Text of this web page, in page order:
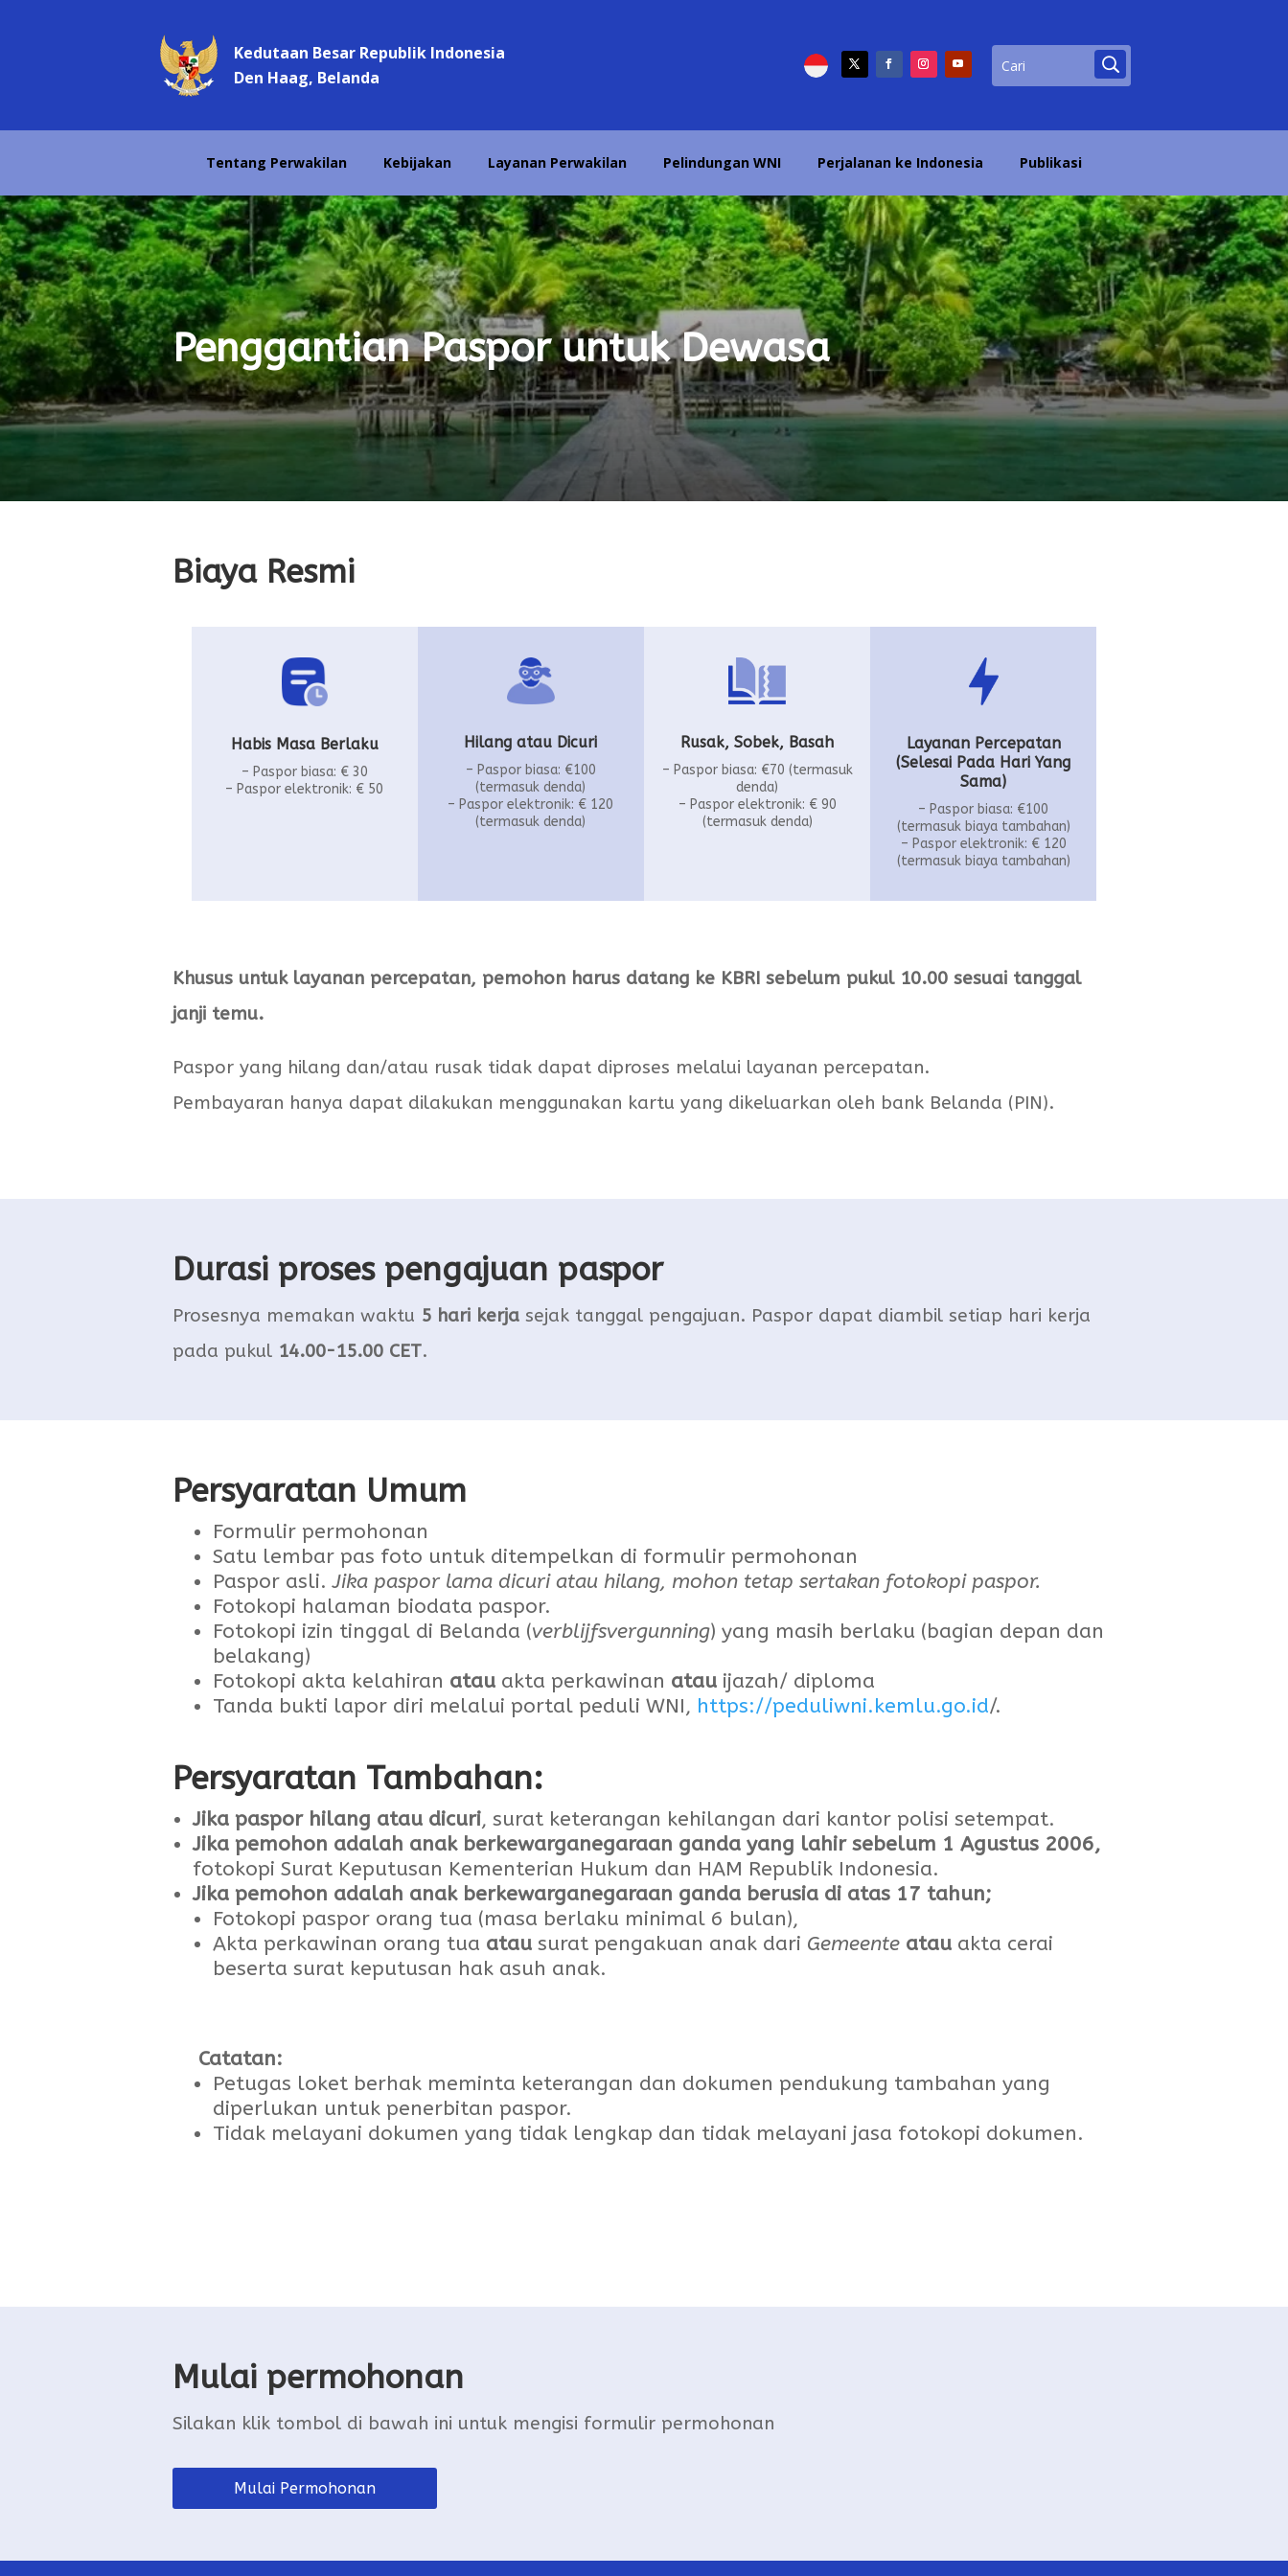
Kedutaan Besar Republik Indonesia
Den Haag, Belanda
Tentang Perwakilan Kebijakan Layanan Perwakilan Pelindungan WNI Perjalanan ke Indonesia Publikasi
Penggantian Paspor untuk Dewasa
Biaya Resmi
Habis Masa Berlaku
– Paspor biasa: € 30
– Paspor elektronik: € 50
Hilang atau Dicuri
– Paspor biasa: €100
(termasuk denda)
– Paspor elektronik: € 120
(termasuk denda)
Rusak, Sobek, Basah
– Paspor biasa: €70 (termasuk
denda)
– Paspor elektronik: € 90
(termasuk denda)
Layanan Percepatan
(Selesai Pada Hari Yang
Sama)
– Paspor biasa: €100
(termasuk biaya tambahan)
– Paspor elektronik: € 120
(termasuk biaya tambahan)
Khusus untuk layanan percepatan, pemohon harus datang ke KBRI sebelum pukul 10.00 sesuai tanggal
janji temu.
Paspor yang hilang dan/atau rusak tidak dapat diproses melalui layanan percepatan.
Pembayaran hanya dapat dilakukan menggunakan kartu yang dikeluarkan oleh bank Belanda (PIN).
Durasi proses pengajuan paspor
Prosesnya memakan waktu 5 hari kerja sejak tanggal pengajuan. Paspor dapat diambil setiap hari kerja
pada pukul 14.00-15.00 CET.
Persyaratan Umum
Formulir permohonan
Satu lembar pas foto untuk ditempelkan di formulir permohonan
Paspor asli.Jika paspor lama dicuri atau hilang, mohon tetap sertakan fotokopi paspor.
Fotokopi halaman biodata paspor.
Fotokopi izin tinggal di Belanda (verblijfsvergunning) yang masih berlaku (bagian depan dan
belakang)
Fotokopi akta kelahiran atau akta perkawinan atau ijazah/ diploma
Tanda bukti lapor diri melalui portal peduli WNI, https://peduliwni.kemlu.go.id/.
Persyaratan Tambahan:
Jika paspor hilang atau dicuri, surat keterangan kehilangan dari kantor polisi setempat.
Jika pemohon adalah anak berkewarganegaraan ganda yang lahir sebelum 1 Agustus 2006,
fotokopi Surat Keputusan Kementerian Hukum dan HAM Republik Indonesia.
Jika pemohon adalah anak berkewarganegaraan ganda berusia di atas 17 tahun;
Fotokopi paspor orang tua (masa berlaku minimal 6 bulan),
Akta perkawinan orang tua atau surat pengakuan anak dari Gemeente atau akta cerai
beserta surat keputusan hak asuh anak⁠.
Catatan:
Petugas loket berhak meminta keterangan dan dokumen pendukung tambahan yang
diperlukan untuk penerbitan paspor.
Tidak melayani dokumen yang tidak lengkap dan tidak melayani jasa fotokopi dokumen.
Mulai permohonan
Silakan klik tombol di bawah ini untuk mengisi formulir permohonan
Mulai Permohonan